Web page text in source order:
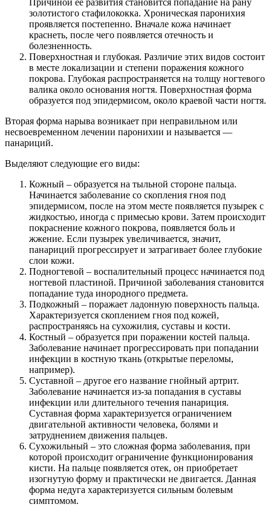
Причиной ее развития становится попадание на рану
золотистого стафилококка. Хроническая паронихия
проявляется постепенно. Вначале кожа начинает
краснеть, после чего появляется отечность и
болезненность.
Поверхностная и глубокая. Различие этих видов состоит
в месте локализации и степени поражения кожного
покрова. Глубокая распространяется на толщу ногтевого
валика около основания ногтя. Поверхностная форма
образуется под эпидермисом, около краевой части ногтя.
Вторая форма нарыва возникает при неправильном или
несвоевременном лечении паронихии и называется —
панариций.
Выделяют следующие его виды:
Кожный – образуется на тыльной стороне пальца.
Начинается заболевание со скопления гноя под
эпидермисом, после на этом месте появляется пузырек с
жидкостью, иногда с примесью крови. Затем происходит
покраснение кожного покрова, появляется боль и
жжение. Если пузырек увеличивается, значит,
панариций прогрессирует и затрагивает более глубокие
слои кожи.
Подногтевой – воспалительный процесс начинается под
ногтевой пластиной. Причиной заболевания становится
попадание туда инородного предмета.
Подкожный – поражает ладонную поверхность пальца.
Характеризуется скоплением гноя под кожей,
распространяясь на сухожилия, суставы и кости.
Костный – образуется при поражении костей пальца.
Заболевание начинает прогрессировать при попадании
инфекции в костную ткань (открытые переломы,
например).
Суставной – другое его название гнойный артрит.
Заболевание начинается из-за попадания в суставы
инфекции или длительного течения панариция.
Суставная форма характеризуется ограничением
двигательной активности человека, болями и
затруднением движения пальцев.
Сухожильный – это сложная форма заболевания, при
которой происходит ограничение функционирования
кисти. На пальце появляется отек, он приобретает
изогнутую форму и практически не двигается. Данная
форма недуга характеризуется сильным болевым
симптомом.